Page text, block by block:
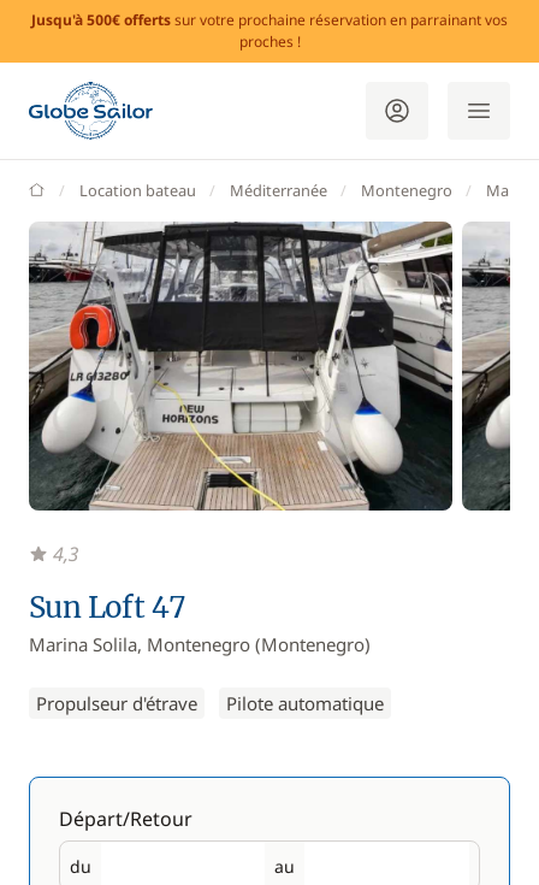
Jusqu'à 500€ offertssur votre prochaine réservation en parrainant vos
proches !
GlobeSailor
Location bateau Méditerranée Montenegro
Sun Loft 47
Marina Solila, Montenegro (Montenegro)
Propulseur d'étrave Pilote automatique
4,3
Départ/Retour
du
Départ au
Retour